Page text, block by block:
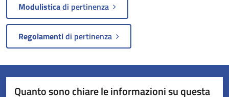
Modulisticadi pertinenza
Regolamentidi pertinenza
Quanto sono chiare le informazioni su questa